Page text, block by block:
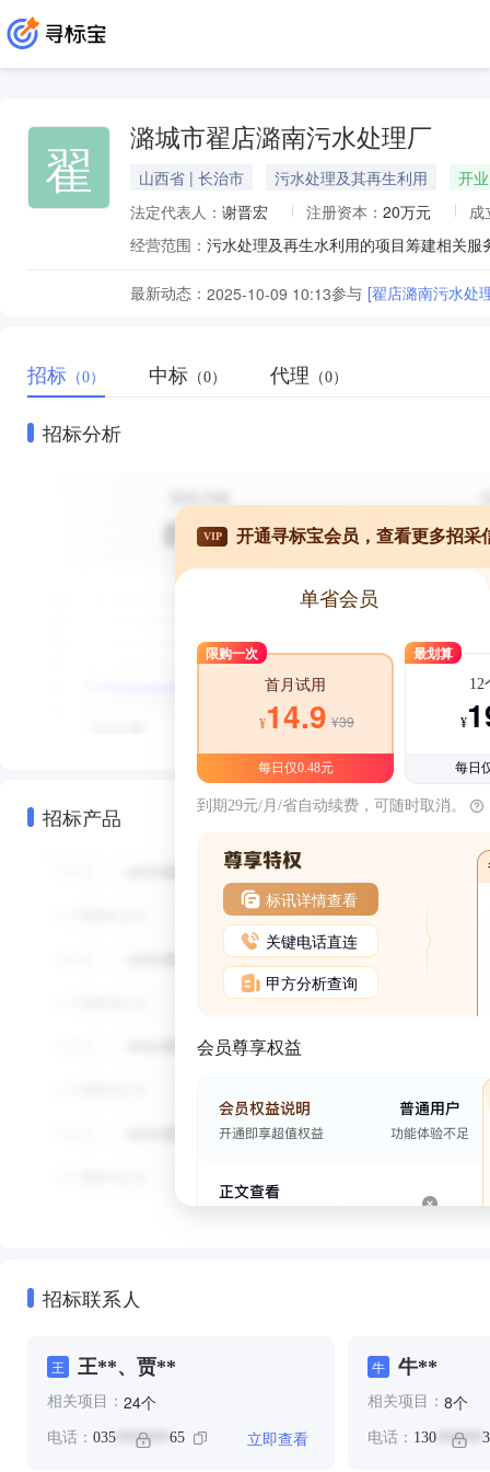
翟 潞城市翟店潞南污水处理厂
山西省 | 长治市 污水处理及其再生利用
开业
法定代表人： 谢晋宏 注册资本： 20万元
成
经营范围： 污水处理及再生水利用的项目筹建相关
最新动态： 2025-10-09 10:13参与 [翟店潞南污水处
招标 （0） 中标 （0） 代理 （0）
招标分析
招标产品
VIP 开通寻标宝会员，查看更多招采
单省会员
限购一次
首月试用
¥14.9 ¥39
每日仅0.48元
最划算
12
¥
每日
到期29元/月/省自动续费，可随时取消。
标讯详情查看
关键电话直连
甲方分析查询
会员尊享权益
招标联系人
王 王**、贾**
相关项目： 24个
电话： 035 ******* 65 立即查看
牛 牛**
相关项目： 8个
电话： 130******